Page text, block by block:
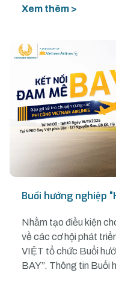
Xem thêm >
Buổi hướng nghiệp
Nhằm tạo điều kiện
về các cơ hội phát
VIỆT tổ chức Buổi
BAY”. Thông tin Buổi